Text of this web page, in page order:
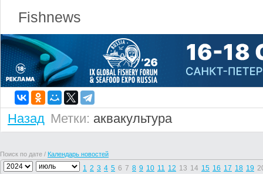
Fishnews
Назад Метки: аквакультура
Поиск по дате / Календарь новостей
1 2 3 4 5 6 7 8 9 10 11 12 13 14 15 16 17 18 19